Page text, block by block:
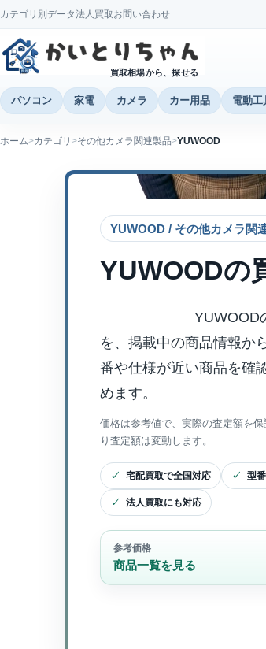
カテゴリ別データ法人買取お問い合わせ
買取相場から、探せる
パソコン 家電 カメラ カー用品 電動工
ホーム カテゴリ その他カメラ関連製品 YUWOOD
YUWOOD / その他カメラ関
YUWOODの
YUWOOD
を、掲載中の商品情報か
番や仕様が近い商品を確
めます。
価格は参考値で、実際の査定額を
り査定額は変動します。
宅配買取で全国対応 型
法人買取にも対応
参考価格
商品一覧を見る